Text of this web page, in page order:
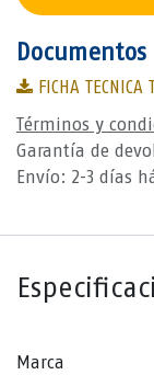
Documentos
FICHA
Términos y
Garantía de
Envío: 2-3 días
Marca